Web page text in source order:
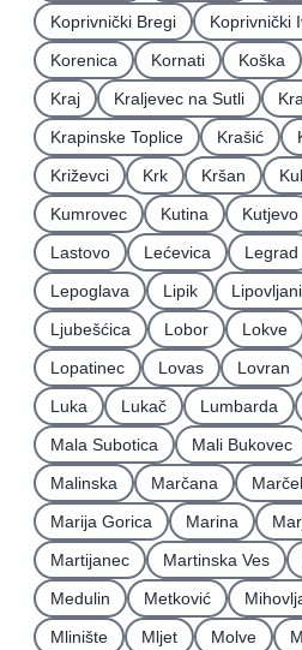
Koprivnički Bregi
Koprivnički
Korenica
Kornati Koška
Kraj
Kraljevec na Sutli
Krapinske Toplice
Krašić
Križevci
Krk Kršan
Kumrovec
Kutina Kutjevo
Lastovo
Lećevica Legrad
Lepoglava
Lipik Lipovljani
Ljubešćica
Lobor Lokve
Lopatinec
Lovas Lovran
Luka
Lukač Lumbarda
Mala Subotica
Mali Bukovec
Malinska
Marčana
Marija Gorica
Marina
Martijanec
Martinska Ves
Medulin
Metković
Mlinište
Mljet Molve